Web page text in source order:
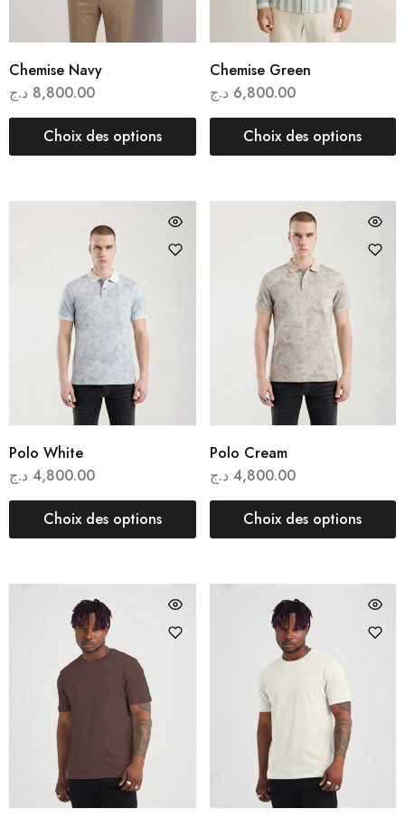
Chemise Navy
8,800.00 د.ج
Choix des options
Chemise Green
6,800.00 د.ج
Choix des options
Polo White
4,800.00 د.ج
Choix des options
Polo Cream
4,800.00 د.ج
Choix des options